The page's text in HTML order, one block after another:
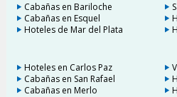
Cabañas en Bariloche
Cabañas en Esquel
Hoteles de Mar del Plata
Hoteles en Carlos Paz
Cabañas en San Rafael
Cabañas en Merlo